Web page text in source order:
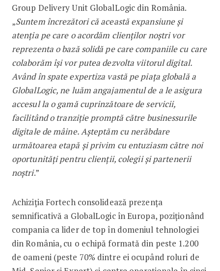
Group Delivery Unit GlobalLogic din România.
„Suntem încrezători că această expansiune și
atenția pe care o acordăm clienților noștri vor
reprezenta o bază solidă pe care companiile cu care
colaborăm își vor putea dezvolta viitorul digital.
Având în spate expertiza vastă pe piața globală a
GlobalLogic, ne luăm angajamentul de a le asigura
accesul la o gamă cuprinzătoare de servicii,
facilitând o tranziție promptă către businessurile
digitale de mâine. Așteptăm cu nerăbdare
următoarea etapă și privim cu entuziasm către noi
oportunități pentru clienții, colegii și partenerii
noștri.”
Achiziția Fortech consolidează prezența
semnificativă a GlobalLogic în Europa, poziționând
compania ca lider de top în domeniul tehnologiei
din România, cu o echipă formată din peste 1.200
de oameni (peste 70% dintre ei ocupând roluri de